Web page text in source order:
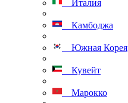
Италия
Камбоджа
Южная Корея
Кувейт
Марокко